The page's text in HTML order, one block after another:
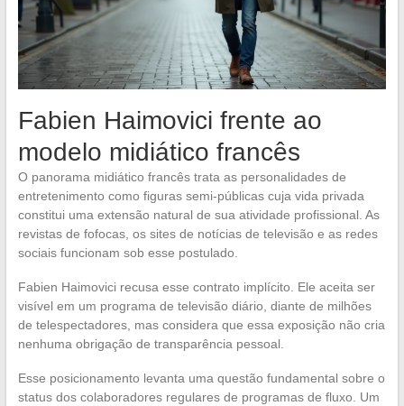
Fabien Haimovici frente ao
modelo midiático francês
O panorama midiático francês trata as personalidades de
entretenimento como figuras semi-públicas cuja vida privada
constitui uma extensão natural de sua atividade profissional. As
revistas de fofocas, os sites de notícias de televisão e as redes
sociais funcionam sob esse postulado.
Fabien Haimovici recusa esse contrato implícito. Ele aceita ser
visível em um programa de televisão diário, diante de milhões
de telespectadores, mas considera que essa exposição não cria
nenhuma obrigação de transparência pessoal.
Esse posicionamento levanta uma questão fundamental sobre o
status dos colaboradores regulares de programas de fluxo. Um